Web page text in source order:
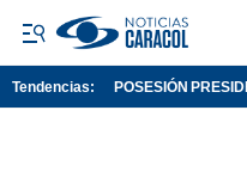
Tendencias: POSESIÓN